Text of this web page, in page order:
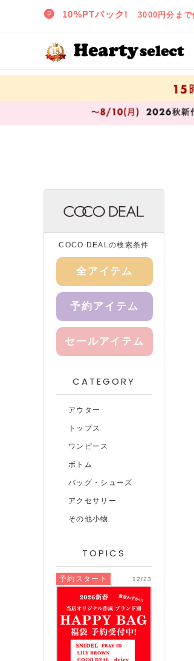
COCO DEALの検索条件
全アイテム
予約アイテム
セールアイテム
CATEGORY
アウター
トップス
ワンピース
ボトム
バッグ・シューズ
アクセサリー
その他小物
TOPICS
予約スタート 12/23